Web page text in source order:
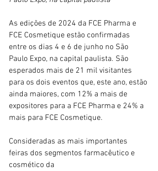
As edições de 2024 da FCE Pharma e
FCE Cosmetique estão confirmadas
entre os dias 4 e 6 de junho no São
Paulo Expo, na capital paulista. São
esperados mais de 21 mil visitantes
para os dois eventos que, este ano, estão
ainda maiores, com 12% a mais de
expositores para a FCE Pharma e 24% a
mais para FCE Cosmetique.
Consideradas as mais importantes
feiras dos segmentos farmacêutico e
cosmético da